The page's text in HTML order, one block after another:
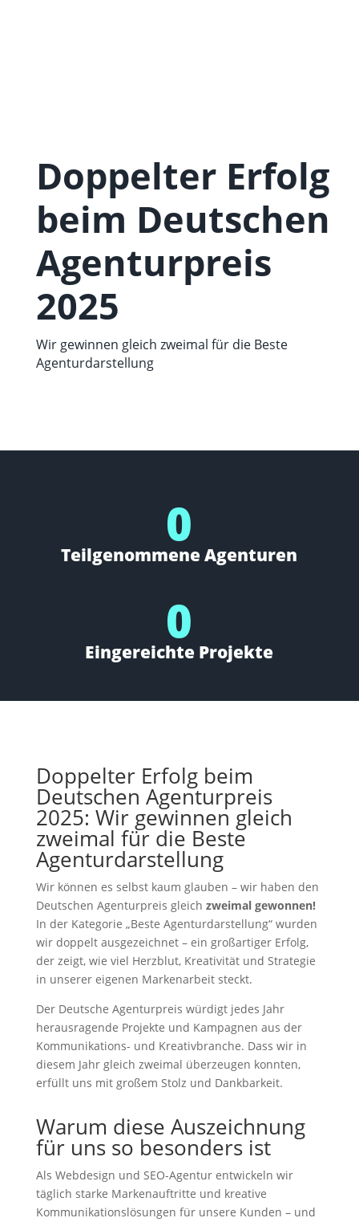
Doppelter Erfolg
beim Deutschen
Agenturpreis
2025
Wir gewinnen gleich zweimal für die Beste
Agenturdarstellung
0
Teilgenommene Agenturen
0
Eingereichte Projekte
Doppelter Erfolg beim
Deutschen Agenturpreis
2025: Wir gewinnen gleich
zweimal für die Beste
Agenturdarstellung
Wir können es selbst kaum glauben – wir haben den
Deutschen Agenturpreis gleich zweimal gewonnen!
In der Kategorie „Beste Agenturdarstellung“ wurden
wir doppelt ausgezeichnet – ein großartiger Erfolg,
der zeigt, wie viel Herzblut, Kreativität und Strategie
in unserer eigenen Markenarbeit steckt.
Der Deutsche Agenturpreis würdigt jedes Jahr
herausragende Projekte und Kampagnen aus der
Kommunikations- und Kreativbranche. Dass wir in
diesem Jahr gleich zweimal überzeugen konnten,
erfüllt uns mit großem Stolz und Dankbarkeit.
Warum diese Auszeichnung
für uns so besonders ist
Als Webdesign und SEO-Agentur entwickeln wir
täglich starke Markenauftritte und kreative
Kommunikationslösungen für unsere Kunden – und